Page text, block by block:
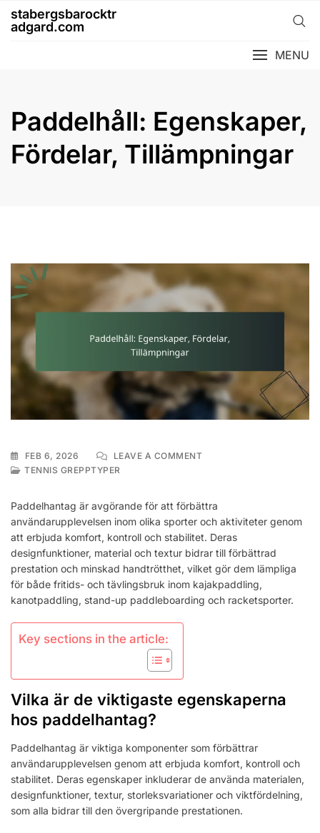
Skip
content
stabergsbarocktr
adgard.com
MENU
Paddelhåll: Egenskaper,
Fördelar, Tillämpningar
FEB 6, 2026 LEAVE A COMMENTON
TILLÄMPNINGAR
TENNIS GREPPTYPER
Paddelhantag är avgörande för att förbättra
användarupplevelsen inom olika sporter och aktiviteter genom
att erbjuda komfort, kontroll och stabilitet. Deras
designfunktioner, material och textur bidrar till förbättrad
prestation och minskad handtrötthet, vilket gör dem lämpliga
för både fritids- och tävlingsbruk inom kajakpaddling,
kanotpaddling, stand-up paddleboarding och racketsporter.
Key sections in the article:
Vilka är de viktigaste egenskaperna
hos paddelhantag?
Paddelhantag är viktiga komponenter som förbättrar
användarupplevelsen genom att erbjuda komfort, kontroll och
stabilitet. Deras egenskaper inkluderar de använda materialen,
designfunktioner, textur, storleksvariationer och viktfördelning,
som alla bidrar till den övergripande prestationen.